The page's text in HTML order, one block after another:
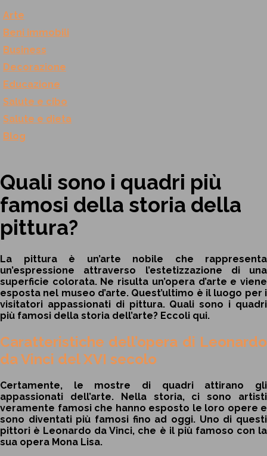
Arte
Beni immobili
Business
Decorazione
Educazione
Salute e cibo
Salute e dieta
Blog
Quali sono i quadri più
famosi della storia della
pittura?
La pittura è un’arte nobile che rappresenta
un’espressione attraverso l’estetizzazione di una
superficie colorata. Ne risulta un’opera d’arte e viene
esposta nel museo d’arte. Quest’ultimo è il luogo per i
visitatori appassionati di pittura. Quali sono i quadri
più famosi della storia dell’arte? Eccoli qui.
Caratteristiche dell’opera di Leonardo
da Vinci del XVI secolo
Certamente, le mostre di quadri attirano gli
appassionati dell’arte. Nella storia, ci sono artisti
veramente famosi che hanno esposto le loro opere e
sono diventati più famosi fino ad oggi. Uno di questi
pittori è Leonardo da Vinci, che è il più famoso con la
sua opera Mona Lisa.